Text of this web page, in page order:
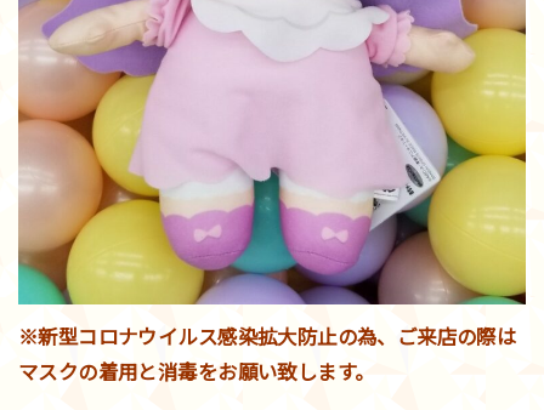
※新型コロナウイルス感染拡大防止の為、ご来店の際は
マスクの着用と消毒をお願い致します。